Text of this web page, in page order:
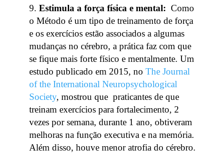
Estimula a força física e mental: Como
o Método é um tipo de treinamento de força
e os exercícios estão associados a algumas
mudanças no cérebro, a prática faz com que
se fique mais forte físico e mentalmente. Um
estudo publicado em 2015, no The Journal
of the International Neuropsychological
Society, mostrou que praticantes de que
treinam exercícios para fortalecimento, 2
vezes por semana, durante 1 ano, obtiveram
melhoras na função executiva e na memória.
Além disso, houve menor atrofia do cérebro.